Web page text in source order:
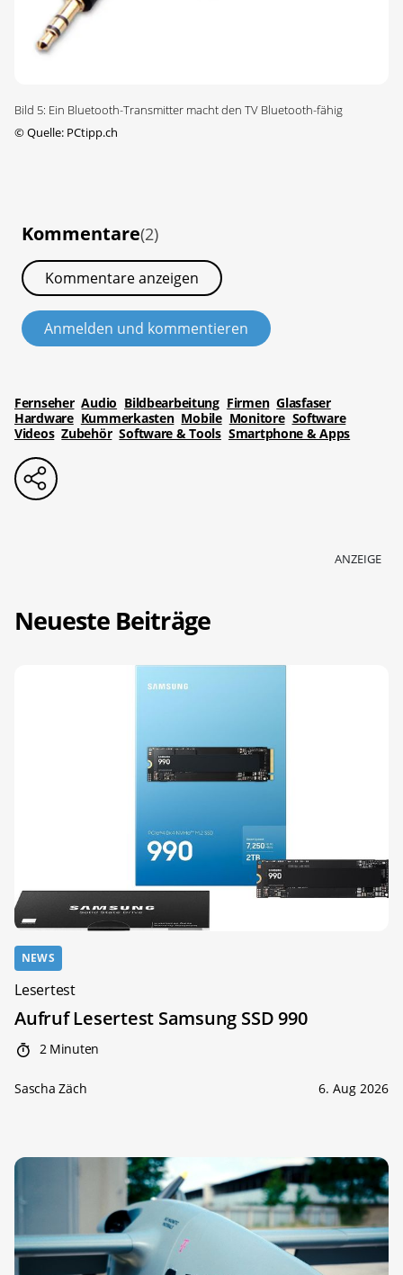
Bild 5: Ein Bluetooth-Transmitter macht den TV Bluetooth-fähig
©Quelle: PCtipp.ch
Kommentare(2)
Kommentare anzeigen
Anmelden und kommentieren
Fernseher Audio Bildbearbeitung Firmen Glasfaser
Hardware Kummerkasten Mobile Monitore Software
Videos Zubehör Software & Tools Smartphone & Apps
ANZEIGE
Neueste Beiträge
NEWS
Lesertest
Aufruf Lesertest Samsung SSD 990
2 Minuten
Sascha Zäch 6. Aug 2026